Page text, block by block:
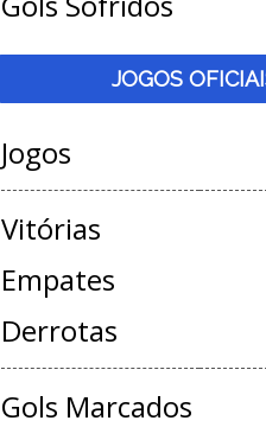
JOGOS
Jogos
Vitórias
Empates
Derrotas
Gols Marcados